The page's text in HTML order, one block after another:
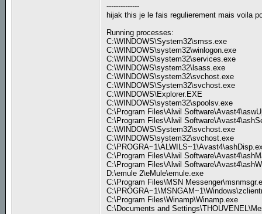
--------------
hijak this je le fais regulierement mais voila
Running processes:
C:\WINDOWS\System32\smss.exe
C:\WINDOWS\system32\winlogon.exe
C:\WINDOWS\system32\services.exe
C:\WINDOWS\system32\lsass.exe
C:\WINDOWS\system32\svchost.exe
C:\WINDOWS\System32\svchost.exe
C:\WINDOWS\Explorer.EXE
C:\WINDOWS\system32\spoolsv.exe
C:\Program Files\Alwil
C:\Program Files\Alwil
C:\WINDOWS\System32\svchost.exe
C:\WINDOWS\system32\svchost.exe
C:\Program Files\Alwil
C:\Program Files\Alwil
D:\emule 2\eMule\emule.exe
C:\Program Files\MSN
C:\Program Files\Winamp\Winamp.exe
C:\Documents and